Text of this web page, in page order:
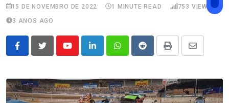
15 DE NOVEMBRO DE 2022 1 MINUTE READ 753 VIEWS
3 ANOS AGO
YoutubeLinkedInWhatsappRedditPrint
Share
Email